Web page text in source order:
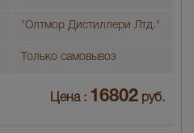
"Олтмор Дистиллери Лтд."
Только самовывоз
Цена : 16802 руб.